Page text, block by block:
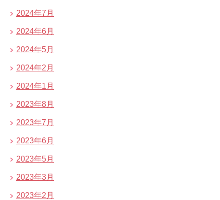
2024年7月
2024年6月
2024年5月
2024年2月
2024年1月
2023年8月
2023年7月
2023年6月
2023年5月
2023年3月
2023年2月